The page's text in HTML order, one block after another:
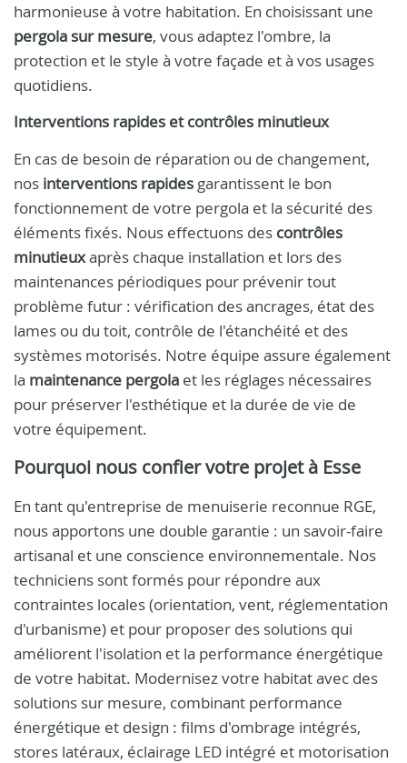
harmonieuse à votre habitation. En choisissant une
pergola sur mesure, vous adaptez l'ombre, la
protection et le style à votre façade et à vos usages
quotidiens.
Interventions rapides et contrôles minutieux
En cas de besoin de réparation ou de changement,
nos interventions rapides garantissent le bon
fonctionnement de votre pergola et la sécurité des
éléments fixés. Nous effectuons des contrôles
minutieuxaprès chaque installation et lors des
maintenances périodiques pour prévenir tout
problème futur : vérification des ancrages, état des
lames ou du toit, contrôle de l'étanchéité et des
systèmes motorisés. Notre équipe assure également
la maintenance pergola et les réglages nécessaires
pour préserver l'esthétique et la durée de vie de
votre équipement.
Pourquoi nous confier votre projet à Esse
En tant qu'entreprise de menuiserie reconnue RGE,
nous apportons une double garantie : un savoir-faire
artisanal et une conscience environnementale. Nos
techniciens sont formés pour répondre aux
contraintes locales (orientation, vent, réglementation
d'urbanisme) et pour proposer des solutions qui
améliorent l'isolation et la performance énergétique
de votre habitat. Modernisez votre habitat avec des
solutions sur mesure, combinant performance
énergétique et design : films d'ombrage intégrés,
stores latéraux, éclairage LED intégré et motorisation